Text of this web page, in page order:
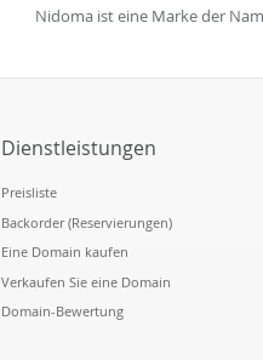
Nidoma ist eine Marke der
Dienstleistungen
Preisliste
Backorder (Reservierungen)
Eine Domain kaufen
Verkaufen Sie eine Domain
Domain-Bewertung